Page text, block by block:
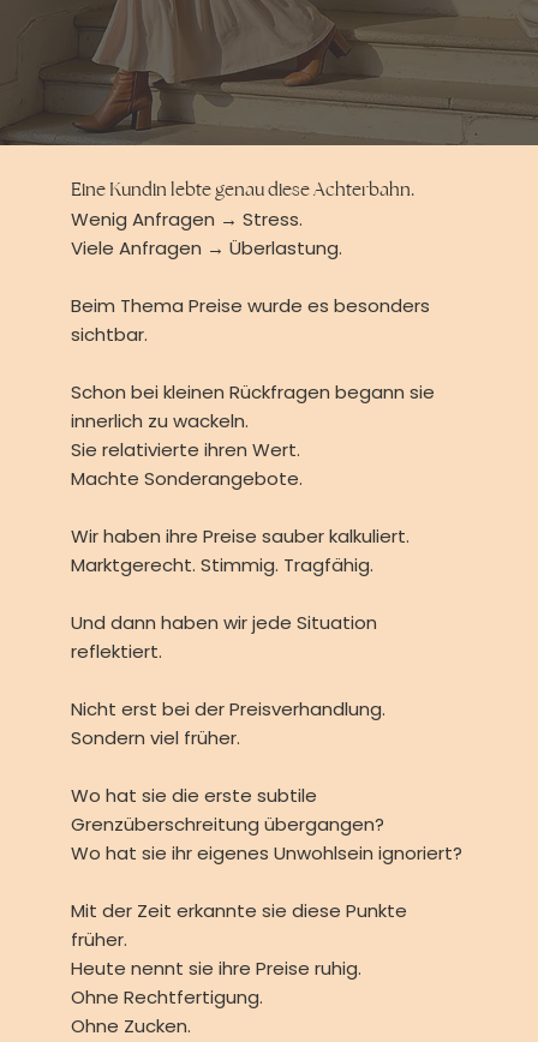
Eine Kundin lebte genau diese Achterbahn.
Wenig Anfragen → Stress.
Viele Anfragen → Überlastung.
Beim Thema Preise wurde es besonders
sichtbar.
Schon bei kleinen Rückfragen begann sie
innerlich zu wackeln.
Sie relativierte ihren Wert.
Machte Sonderangebote.
Wir haben ihre Preise sauber kalkuliert.
Marktgerecht. Stimmig. Tragfähig.
Und dann haben wir jede Situation
reflektiert.
Nicht erst bei der Preisverhandlung.
Sondern viel früher.
Wo hat sie die erste subtile
Grenzüberschreitung übergangen?
Wo hat sie ihr eigenes Unwohlsein ignoriert?
Mit der Zeit erkannte sie diese Punkte
früher.
Heute nennt sie ihre Preise ruhig.
Ohne Rechtfertigung.
Ohne Zucken.